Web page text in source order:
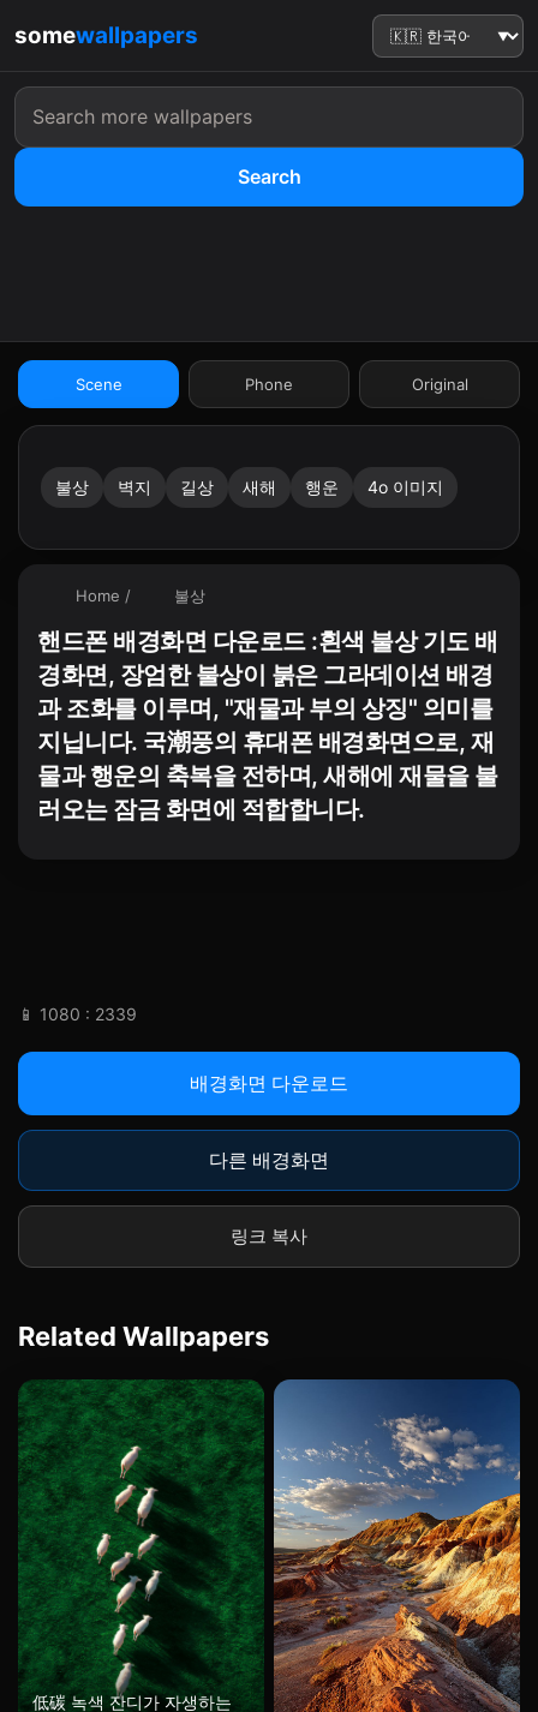
somewallpapers
Search
Scene Phone Original
9:41
불상 벽지 길상 새해 행운 4o 이미지
Home / 불상
핸드폰 배경화면 다운로드 :흰색 불상 기도 배
경화면, 장엄한 불상이 붉은 그라데이션 배경
과 조화를 이루며, "재물과 부의 상징" 의미를
지닙니다. 국潮풍의 휴대폰 배경화면으로, 재
물과 행운의 축복을 전하며, 새해에 재물을 불
러오는 잠금 화면에 적합합니다.
📱 1080 : 2339
배경화면 다운로드
다른 배경화면
링크 복사
Related Wallpapers
低碳 녹색 잔디가 자생하는